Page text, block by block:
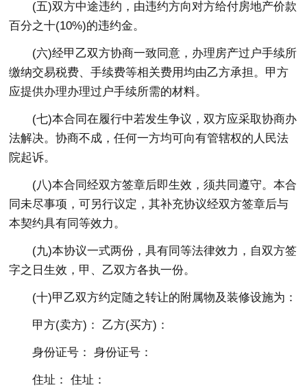
(五)双方中途违约，由违约方向对方给付房地产价款
百分之十(10%)的违约金。
(六)经甲乙双方协商一致同意，办理房产过户手续所
缴纳交易税费、手续费等相关费用均由乙方承担。甲方
应提供办理办理过户手续所需的材料。
(七)本合同在履行中若发生争议，双方应采取协商办
法解决。协商不成，任何一方均可向有管辖权的人民法
院起诉。
(八)本合同经双方签章后即生效，须共同遵守。本合
同未尽事项，可另行议定，其补充协议经双方签章后与
本契约具有同等效力。
(九)本协议一式两份，具有同等法律效力，自双方签
字之日生效，甲、乙双方各执一份。
(十)甲乙双方约定随之转让的附属物及装修设施为：
甲方(卖方)： 乙方(买方)：
身份证号： 身份证号：
住址： 住址：